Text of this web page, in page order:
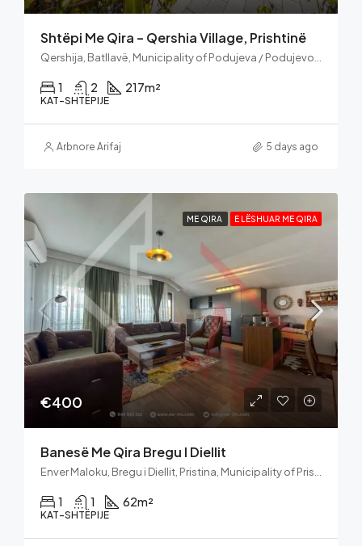
Shtëpi Me Qira – Qershia Village, Prishtinë
Qershija, Batllavë, Municipality of Podujeva / Podujevo, District of Prishtina, Kosovo
1 2 217m²
KAT-SHTËPIJE
Arbnore Arifaj 5 days ago
ME QIRA E LËSHUAR ME QIRA
€400
Banesë Me Qira Bregu I Diellit
Enver Maloku, Bregu i Diellit, Pristina, Municipality of Pristina, District of Prishtina, 10060, Kosovo
1 1 62m²
KAT-SHTËPIJE